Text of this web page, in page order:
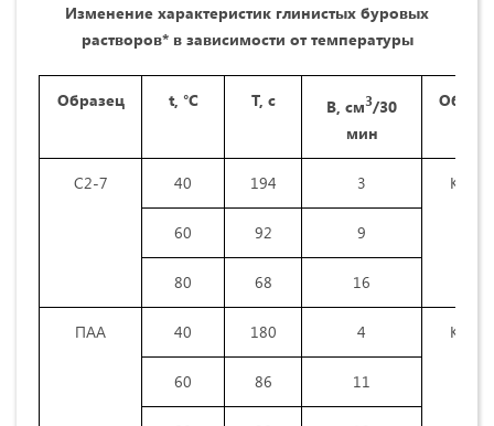
Изменение характеристик глинистых буровых
растворов* в зависимости от температуры
Образец t, °С Т, с В, см3/30
мин
С2-7 40 194 3 КМЦ+
60 92 9
80 68 16
ПАА 40 180 4 КМЦ+
60 86 11